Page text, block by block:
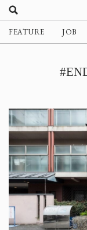
FEATURE JOB